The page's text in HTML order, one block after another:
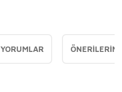
YORUMLAR